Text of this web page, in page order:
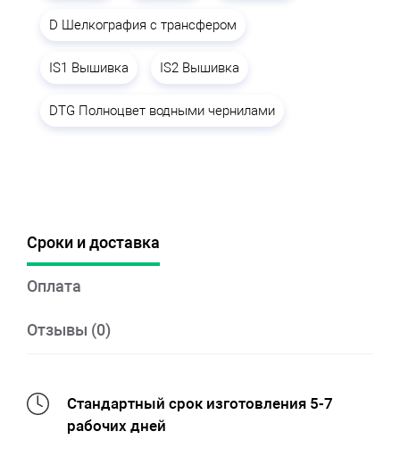
D Шелкография с трансфером
IS1 Вышивка IS2 Вышивка
DTG Полноцвет водными чернилами
Сроки и доставка
Оплата
Отзывы (0)
Стандартный срок изготовления 5-7
рабочих дней